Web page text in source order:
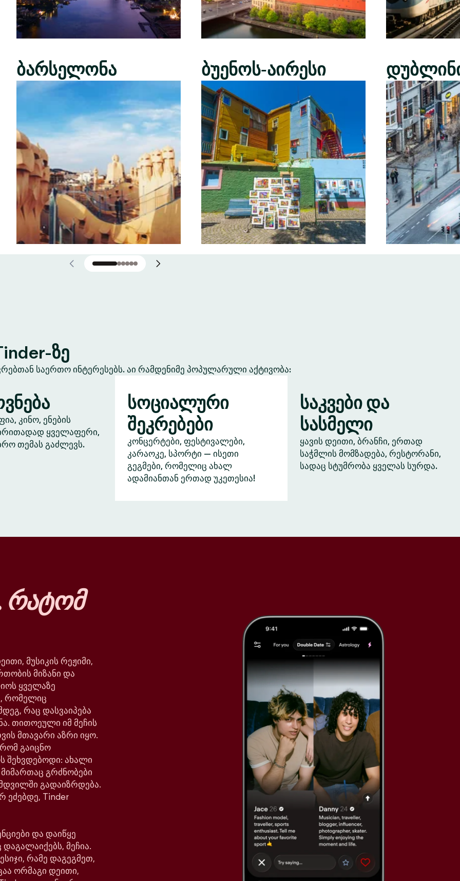
ბარსელონა ბუენოს-აირესი
ზე
საერთო ინტერესებს. აი რამდენიმე პოპულარული აქტივობა:
კინო, ენების
ყველაფერი,
თემას გაძლევს.
სოციალური
შეკრებები
კონცერტები, ფესტივალები,
კარაოკე, სპორტი — ისეთი
გეგმები, რომელიც ახალ
ადამიანთან ერთად უკეთესია!
საკვები და
სასმელი
ყავის დეითი, ბრანჩი, ერთად
საჭმლის მომზადება, რესტორანი,
სადაც სტუმრობა ყველას სურდა.
რატომ
მუსიკის რეჟიმი,
მიზანი და
ყველაზე
რომელიც
რაც დასვაიპება
თითოეული იმ მეჩის
მთავარი აზრი იყო.
გაიცნო
შეხვდებოდი: ახალი
გრძნობები
გადაიზრდება.
ეძებდე, Tinder
და დაიწყე
მეჩია.
რამე დაგეგმეთ,
ორმაგი დეითი,